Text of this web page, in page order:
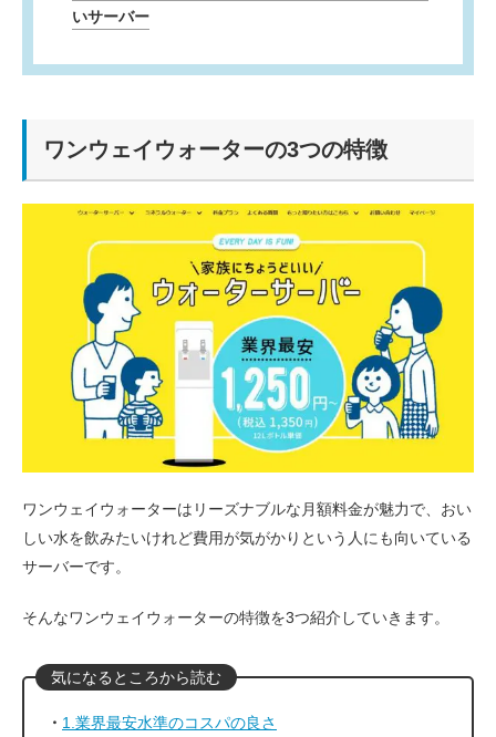
いサーバー
ワンウェイウォーターの3つの特徴
ワンウェイウォーターはリーズナブルな月額料金が魅力で、おい
しい水を飲みたいけれど費用が気がかりという人にも向いている
サーバーです。
そんなワンウェイウォーターの特徴を3つ紹介していきます。
1.業界最安水準のコスパの良さ